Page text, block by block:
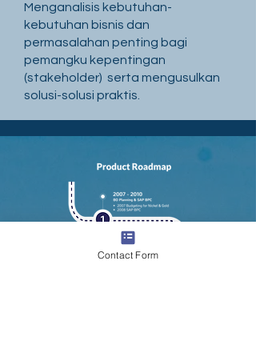
Menganalisis kebutuhan-
kebutuhan bisnis dan
permasalahan penting bagi
pemangku kepentingan
(stakeholder) serta mengusulkan
solusi-solusi praktis.
Contact Form